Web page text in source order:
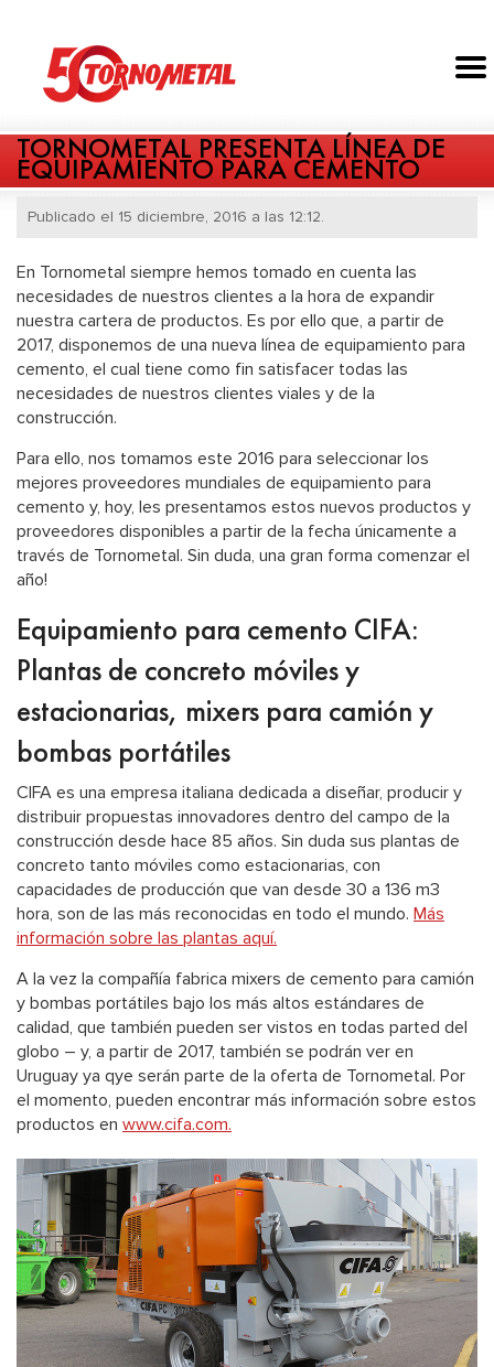
TORNOMETAL PRESENTA LÍNEA DE
EQUIPAMIENTO PARA CEMENTO
Publicado el 15 diciembre, 2016 a las 12:12.
En Tornometal siempre hemos tomado en cuenta las
necesidades de nuestros clientes a la hora de expandir
nuestra cartera de productos. Es por ello que, a partir de
2017, disponemos de una nueva línea de equipamiento para
cemento, el cual tiene como fin satisfacer todas las
necesidades de nuestros clientes viales y de la
construcción.
Para ello, nos tomamos este 2016 para seleccionar los
mejores proveedores mundiales de equipamiento para
cemento y, hoy, les presentamos estos nuevos productos y
proveedores disponibles a partir de la fecha únicamente a
través de Tornometal. Sin duda, una gran forma comenzar el
año!
Equipamiento para cemento CIFA:
Plantas de concreto móviles y
estacionarias, mixers para camión y
bombas portátiles
CIFA es una empresa italiana dedicada a diseñar, producir y
distribuir propuestas innovadores dentro del campo de la
construcción desde hace 85 años. Sin duda sus plantas de
concreto tanto móviles como estacionarias, con
capacidades de producción que van desde 30 a 136 m3
hora, son de las más reconocidas en todo el mundo. Más
información sobre las plantas aquí.
A la vez la compañía fabrica mixers de cemento para camión
y bombas portátiles bajo los más altos estándares de
calidad, que también pueden ser vistos en todas parted del
globo – y, a partir de 2017, también se podrán ver en
Uruguay ya qye serán parte de la oferta de Tornometal. Por
el momento, pueden encontrar más información sobre estos
productos en www.cifa.com.